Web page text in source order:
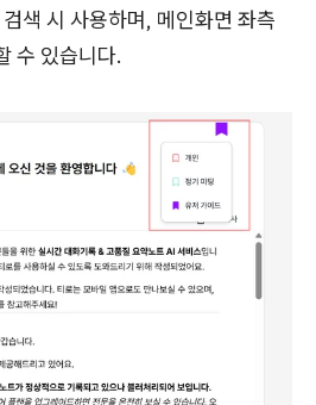
색 시 사용하며, 메인화면 좌측
수 있습니다.